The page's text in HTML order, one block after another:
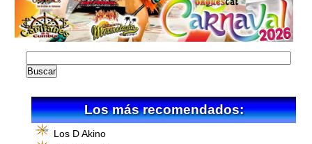
Los más recomendados:
Los D Akino